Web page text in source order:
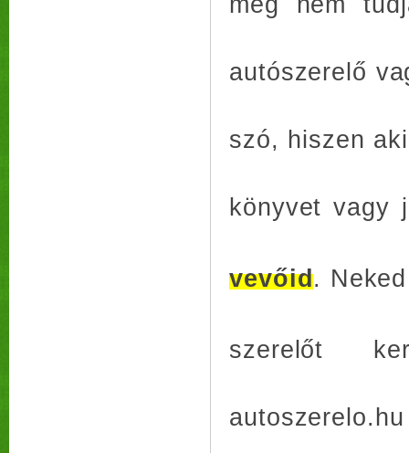
autószerelő
szó, hiszen
könyvet vagy
vevőid.
szerelőt